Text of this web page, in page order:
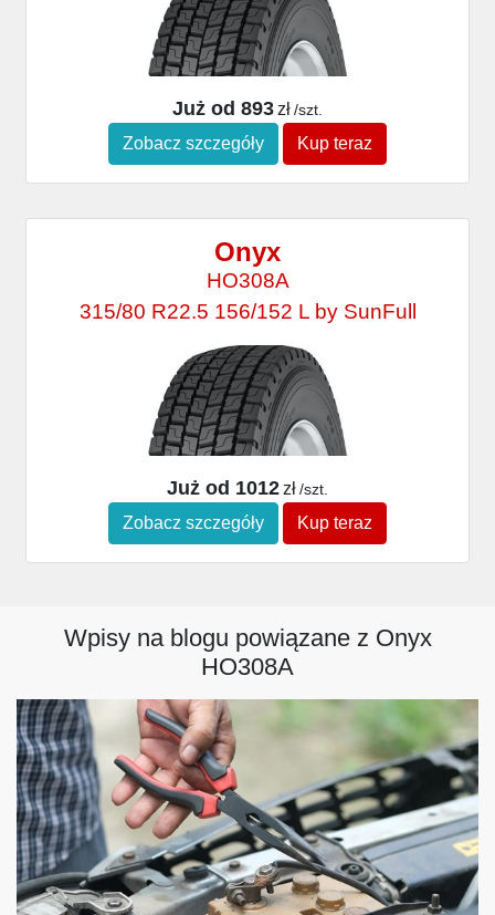
Już od 893zł/szt.
Zobacz szczegóły Kup teraz
Onyx
HO308A
315/80 R22.5 156/152 L by SunFull
Już od 1012zł/szt.
Zobacz szczegóły Kup teraz
Wpisy na blogu powiązane z Onyx
HO308A